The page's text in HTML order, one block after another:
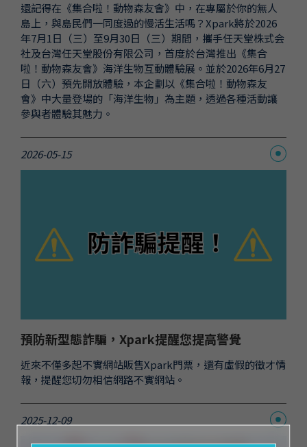
還記得在《集合啦！動物森友會》中，在專屬於你的無人
島上，與島民們一同度過的慢活生活嗎？Xpark將於2026
年7月1日（三）至9月30日（三）期間，攜手任天堂株式会
社及台灣任天堂股份有限公司，首度於台灣推出《集合
啦！動物森友會》海洋生物互動體驗展。並於2026年6月27
日（六）預先開放體驗，本企劃以《集合啦！動物森友
會》中大量登場的「海洋生物」為主題，透過各種活動讓
參與者體驗其魅力。
2026-05-15
預防新型態詐騙，Xpark提醒您提高警覺
近來不僅多起不實網站販售Xpark門票，還有虛假的徵才情
報，提醒您切勿相信網路不實網站。
2025-12-09